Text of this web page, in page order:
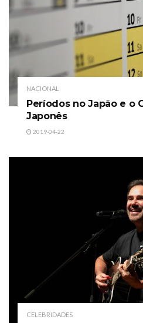
NACIONAL
Períodos no Japão e o
Japonês
2019-04-22
CELEBRIDADES